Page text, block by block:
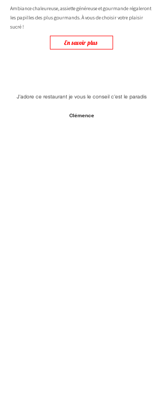
Ambiance chaleureuse, assiette généreuse et gourmande régaleront
les papilles des plus gourmands. À vous de choisir votre plaisir
sucré !
En savoir plus
J'adore ce restaurant je vous le conseil c'est le paradis
Clémence